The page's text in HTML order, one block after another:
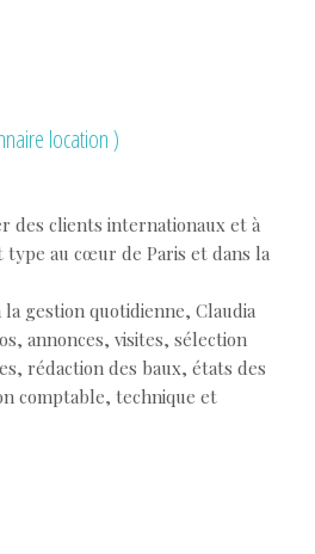
location )
des clients internationaux et à
au cœur de Paris et dans la
gestion quotidienne, Claudia
annonces, visites, sélection
rédaction des baux, états des
comptable, technique et